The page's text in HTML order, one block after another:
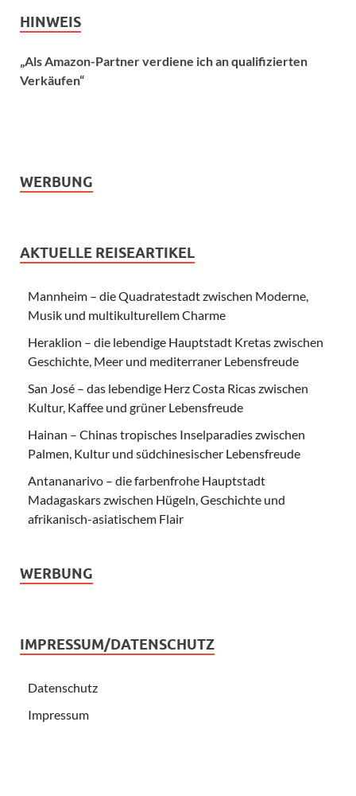
HINWEIS
„Als Amazon-Partner verdiene ich an qualifizierten
Verkäufen“
WERBUNG
AKTUELLE REISEARTIKEL
Mannheim – die Quadratestadt zwischen Moderne,
Musik und multikulturellem Charme
Heraklion – die lebendige Hauptstadt Kretas zwischen
Geschichte, Meer und mediterraner Lebensfreude
San José – das lebendige Herz Costa Ricas zwischen
Kultur, Kaffee und grüner Lebensfreude
Hainan – Chinas tropisches Inselparadies zwischen
Palmen, Kultur und südchinesischer Lebensfreude
Antananarivo – die farbenfrohe Hauptstadt
Madagaskars zwischen Hügeln, Geschichte und
afrikanisch-asiatischem Flair
WERBUNG
IMPRESSUM/DATENSCHUTZ
Datenschutz
Impressum